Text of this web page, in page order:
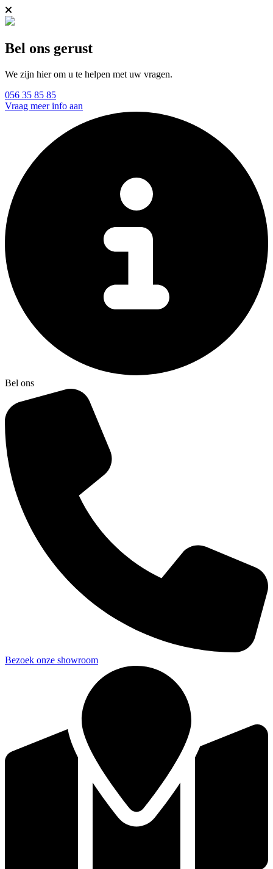
Bel ons gerust
We zijn hier om u te helpen met uw vragen.
056 35 85 85
Vraag meer info aan
Bel ons
Bezoek onze showroom